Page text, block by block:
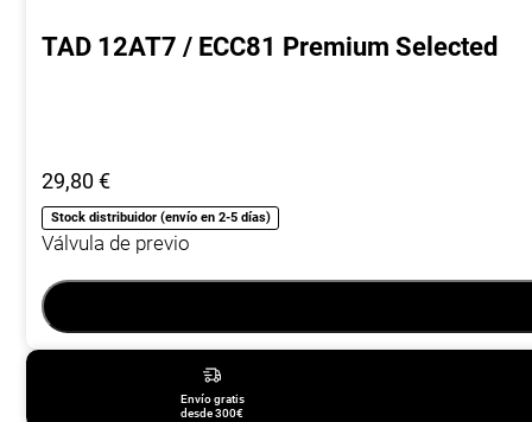
TAD 12AT7 / ECC81 Premium Selected
29,80€
Stock distribuidor (envío en 2-5 días)
Válvula de previo
Envío gratis
desde 300€